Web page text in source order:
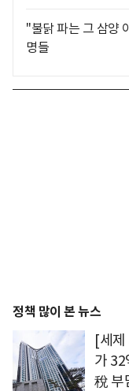
"불닭 파는 그 삼양
명들
정책 많이 본 뉴스
[세제
가
稅 부